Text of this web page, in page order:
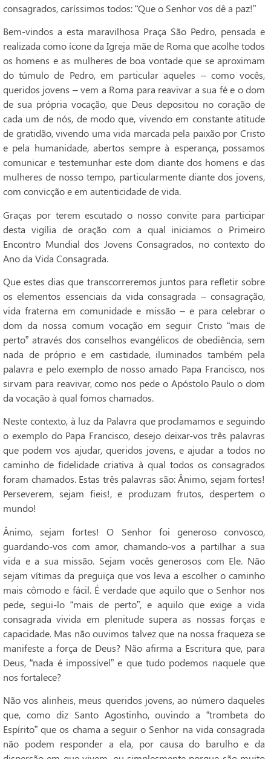
consagrados, caríssimos todos: “Que o Senhor vos dê a paz!”
Bem-vindos a esta maravilhosa Praça São Pedro, pensada e
realizada como ícone da Igreja mãe de Roma que acolhe todos
os homens e as mulheres de boa vontade que se aproximam
do túmulo de Pedro, em particular aqueles – como vocês,
queridos jovens – vem a Roma para reavivar a sua fé e o dom
de sua própria vocação, que Deus depositou no coração de
cada um de nós, de modo que, vivendo em constante atitude
de gratidão, vivendo uma vida marcada pela paixão por Cristo
e pela humanidade, abertos sempre à esperança, possamos
comunicar e testemunhar este dom diante dos homens e das
mulheres de nosso tempo, particularmente diante dos jovens,
com convicção e em autenticidade de vida.
Graças por terem escutado o nosso convite para participar
desta vigília de oração com a qual iniciamos o Primeiro
Encontro Mundial dos Jovens Consagrados, no contexto do
Ano da Vida Consagrada.
Que estes dias que transcorreremos juntos para refletir sobre
os elementos essenciais da vida consagrada – consagração,
vida fraterna em comunidade e missão – e para celebrar o
dom da nossa comum vocação em seguir Cristo “mais de
perto” através dos conselhos evangélicos de obediência, sem
nada de próprio e em castidade, iluminados também pela
palavra e pelo exemplo de nosso amado Papa Francisco, nos
sirvam para reavivar, como nos pede o Apóstolo Paulo o dom
da vocação à qual fomos chamados.
Neste contexto, à luz da Palavra que proclamamos e seguindo
o exemplo do Papa Francisco, desejo deixar-vos três palavras
que podem vos ajudar, queridos jovens, e ajudar a todos no
caminho de fidelidade criativa à qual todos os consagrados
foram chamados. Estas três palavras são: Ânimo, sejam fortes!
Perseverem, sejam fieis!, e produzam frutos, despertem o
mundo!
Ânimo, sejam fortes! O Senhor foi generoso convosco,
guardando-vos com amor, chamando-vos a partilhar a sua
vida e a sua missão. Sejam vocês generosos com Ele. Não
sejam vítimas da preguiça que vos leva a escolher o caminho
mais cômodo e fácil. É verdade que aquilo que o Senhor nos
pede, segui-lo “mais de perto”, e aquilo que exige a vida
consagrada vivida em plenitude supera as nossas forças e
capacidade. Mas não ouvimos talvez que na nossa fraqueza se
manifeste a força de Deus? Não afirma a Escritura que, para
Deus, “nada é impossível” e que tudo podemos naquele que
nos fortalece?
Não vos alinheis, meus queridos jovens, ao número daqueles
que, como diz Santo Agostinho, ouvindo a “trombeta do
Espírito” que os chama a seguir o Senhor na vida consagrada
não podem responder a ela, por causa do barulho e da